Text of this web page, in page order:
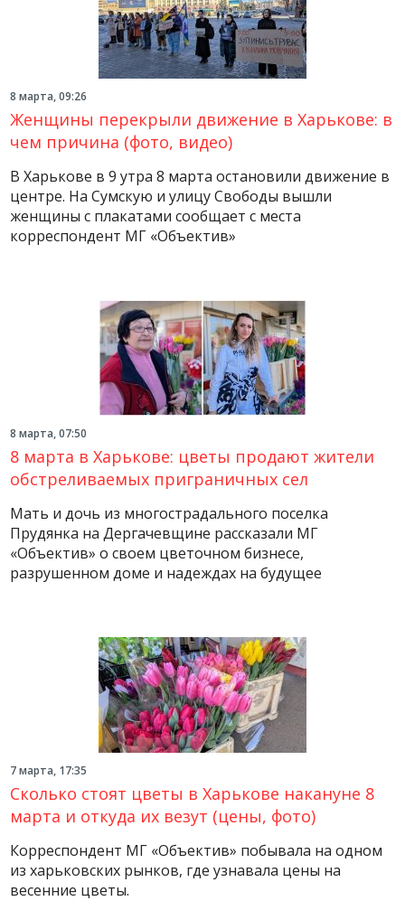
8 марта, 09:26
Женщины перекрыли движение в Харькове: в
чем причина (фото, видео)
В Харькове в 9 утра 8 марта остановили движение в
центре. На Сумскую и улицу Свободы вышли
женщины с плакатами сообщает с места
корреспондент МГ «Объектив»
8 марта, 07:50
8 марта в Харькове: цветы продают жители
обстреливаемых приграничных сел
Мать и дочь из многострадального поселка
Прудянка на Дергачевщине рассказали МГ
«Объектив» о своем цветочном бизнесе,
разрушенном доме и надеждах на будущее
7 марта, 17:35
Сколько стоят цветы в Харькове накануне 8
марта и откуда их везут (цены, фото)
Корреспондент МГ «Объектив» побывала на одном
из харьковских рынков, где узнавала цены на
весенние цветы.